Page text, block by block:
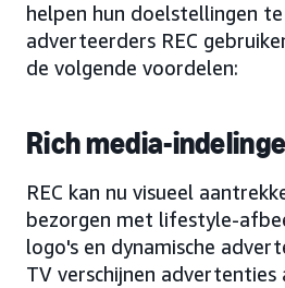
helpen hun doelstellingen
adverteerders REC
de volgende voordelen:
Rich media-
REC kan nu visueel
bezorgen met lifestyle-
logo's en dynamische
TV verschijnen advertenties